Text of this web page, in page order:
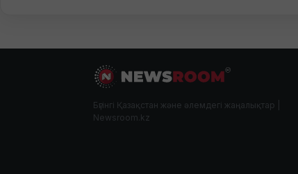
Бүгінгі Қазақстан және әлемдегі жаңалықтар |
Newsroom.kz